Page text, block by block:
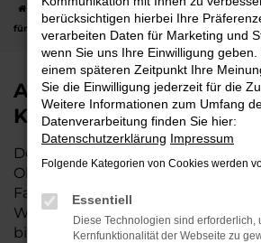
Startseite Oldenburg Audi
Audi A5
für Oldenburg
Audi A5 Fahrzeuge bei
Koch für Oldenburg
Der Audi A5 ist die perfekte Wahl
Oldenburg, die ein zuverlässiges
Fahrzeug suchen. Ob für den
Wochenendausflüge oder lange
bietet Komfort, Effizienz und
berücksichtigen hierbei Ihre
verarbeiten Daten für Marketing und
wenn Sie uns Ihre Einwilligung geben.
einem späteren Zeitpunkt Ihre
Sie die Einwilligung jederzeit für die
Weitere Informationen zum Umfang
Datenverarbeitung finden Sie hier:
Datenschutzerklärung Impressum
Folgende Kategorien von Cookies werden
Essentiell
Diese Technologien sind erforderlich,
Kernfunktionalität der Webseite zu